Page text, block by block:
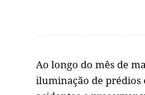
Ao longo do mês de
iluminação de prédios